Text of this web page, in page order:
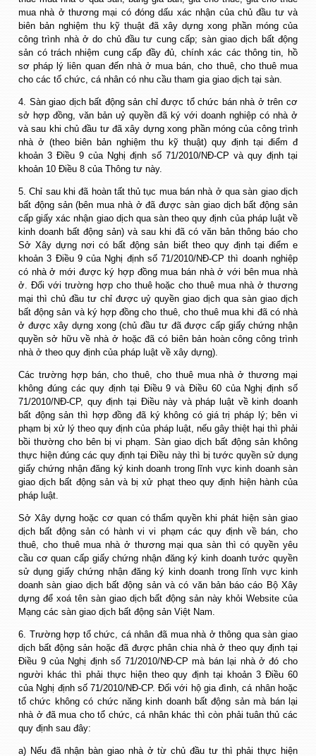
mua nhà ở thương mại có đóng dấu xác nhận của chủ đầu tư và
biên bản nghiệm thu kỹ thuật đã xây dựng xong phần móng của
công trình nhà ở do chủ đầu tư cung cấp; sàn giao dịch bất động
sản có trách nhiệm cung cấp đầy đủ, chính xác các thông tin, hồ
sơ pháp lý liên quan đến nhà ở mua bán, cho thuê, cho thuê mua
cho các tổ chức, cá nhân có nhu cầu tham gia giao dịch tại sàn.
4. Sàn giao dịch bất động sản chỉ được tổ chức bán nhà ở trên cơ
sở hợp đồng, văn bản uỷ quyền đã ký với doanh nghiệp có nhà ở
và sau khi chủ đầu tư đã xây dựng xong phần móng của công trình
nhà ở (theo biên bản nghiệm thu kỹ thuật) quy định tại điểm đ
khoản 3 Điều 9 của Nghị định số 71/2010/NĐ-CP và quy định tại
khoản 10 Điều 8 của Thông tư này.
5. Chỉ sau khi đã hoàn tất thủ tục mua bán nhà ở qua sàn giao dịch
bất động sản (bên mua nhà ở đã được sàn giao dịch bất động sản
cấp giấy xác nhận giao dịch qua sàn theo quy định của pháp luật về
kinh doanh bất động sản) và sau khi đã có văn bản thông báo cho
Sở Xây dựng nơi có bất động sản biết theo quy định tại điểm e
khoản 3 Điều 9 của Nghị định số 71/2010/NĐ-CP thì doanh nghiệp
có nhà ở mới được ký hợp đồng mua bán nhà ở với bên mua nhà
ở. Đối với trường hợp cho thuê hoặc cho thuê mua nhà ở thương
mại thì chủ đầu tư chỉ được uỷ quyền giao dịch qua sàn giao dịch
bất động sản và ký hợp đồng cho thuê, cho thuê mua khi đã có nhà
ở được xây dựng xong (chủ đầu tư đã được cấp giấy chứng nhận
quyền sở hữu về nhà ở hoặc đã có biên bản hoàn công công trình
nhà ở theo quy định của pháp luật về xây dựng).
Các trường hợp bán, cho thuê, cho thuê mua nhà ở thương mại
không đúng các quy định tại Điều 9 và Điều 60 của Nghị định số
71/2010/NĐ-CP, quy định tại Điều này và pháp luật về kinh doanh
bất động sản thì hợp đồng đã ký không có giá trị pháp lý; bên vi
phạm bị xử lý theo quy định của pháp luật, nếu gây thiệt hại thì phải
bồi thường cho bên bị vi phạm. Sàn giao dịch bất động sản không
thực hiện đúng các quy định tại Điều này thì bị tước quyền sử dụng
giấy chứng nhận đăng ký kinh doanh trong lĩnh vực kinh doanh sàn
giao dịch bất động sản và bị xử phạt theo quy định hiện hành của
pháp luật.
Sở Xây dựng hoặc cơ quan có thẩm quyền khi phát hiện sàn giao
dịch bất động sản có hành vi vi phạm các quy định về bán, cho
thuê, cho thuê mua nhà ở thương mại qua sàn thì có quyền yêu
cầu cơ quan cấp giấy chứng nhận đăng ký kinh doanh tước quyền
sử dụng giấy chứng nhận đăng ký kinh doanh trong lĩnh vực kinh
doanh sàn giao dịch bất động sản và có văn bản báo cáo Bộ Xây
dựng để xoá tên sàn giao dịch bất động sản này khỏi Website của
Mạng các sàn giao dịch bất động sản Việt Nam.
6. Trường hợp tổ chức, cá nhân đã mua nhà ở thông qua sàn giao
dịch bất động sản hoặc đã được phân chia nhà ở theo quy định tại
Điều 9 của Nghị định số 71/2010/NĐ-CP mà bán lại nhà ở đó cho
người khác thì phải thực hiện theo quy định tại khoản 3 Điều 60
của Nghị định số 71/2010/NĐ-CP. Đối với hộ gia đình, cá nhân hoặc
tổ chức không có chức năng kinh doanh bất động sản mà bán lại
nhà ở đã mua cho tổ chức, cá nhân khác thì còn phải tuân thủ các
quy định sau đây:
a) Nếu đã nhận bàn giao nhà ở từ chủ đầu tư thì phải thực hiện